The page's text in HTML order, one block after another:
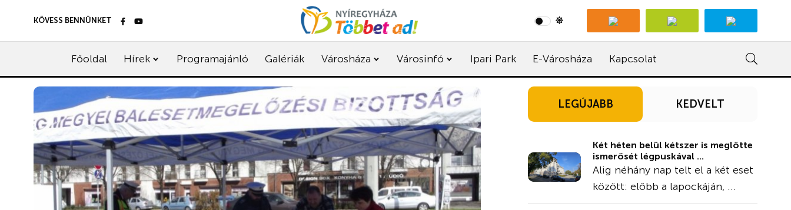
KÖVESS BENNÜNKET
Főoldal Hírek Programajánló Galériák Városháza Városinfó Ipari Park E-Városháza Kapcsolat
LEGÚJABB KEDVELT
Két héten belül kétszer is meglőtte
ismerősét légpuskával ...
Alig néhány nap telt el a két eset
között: előbb a lapockáján, ...